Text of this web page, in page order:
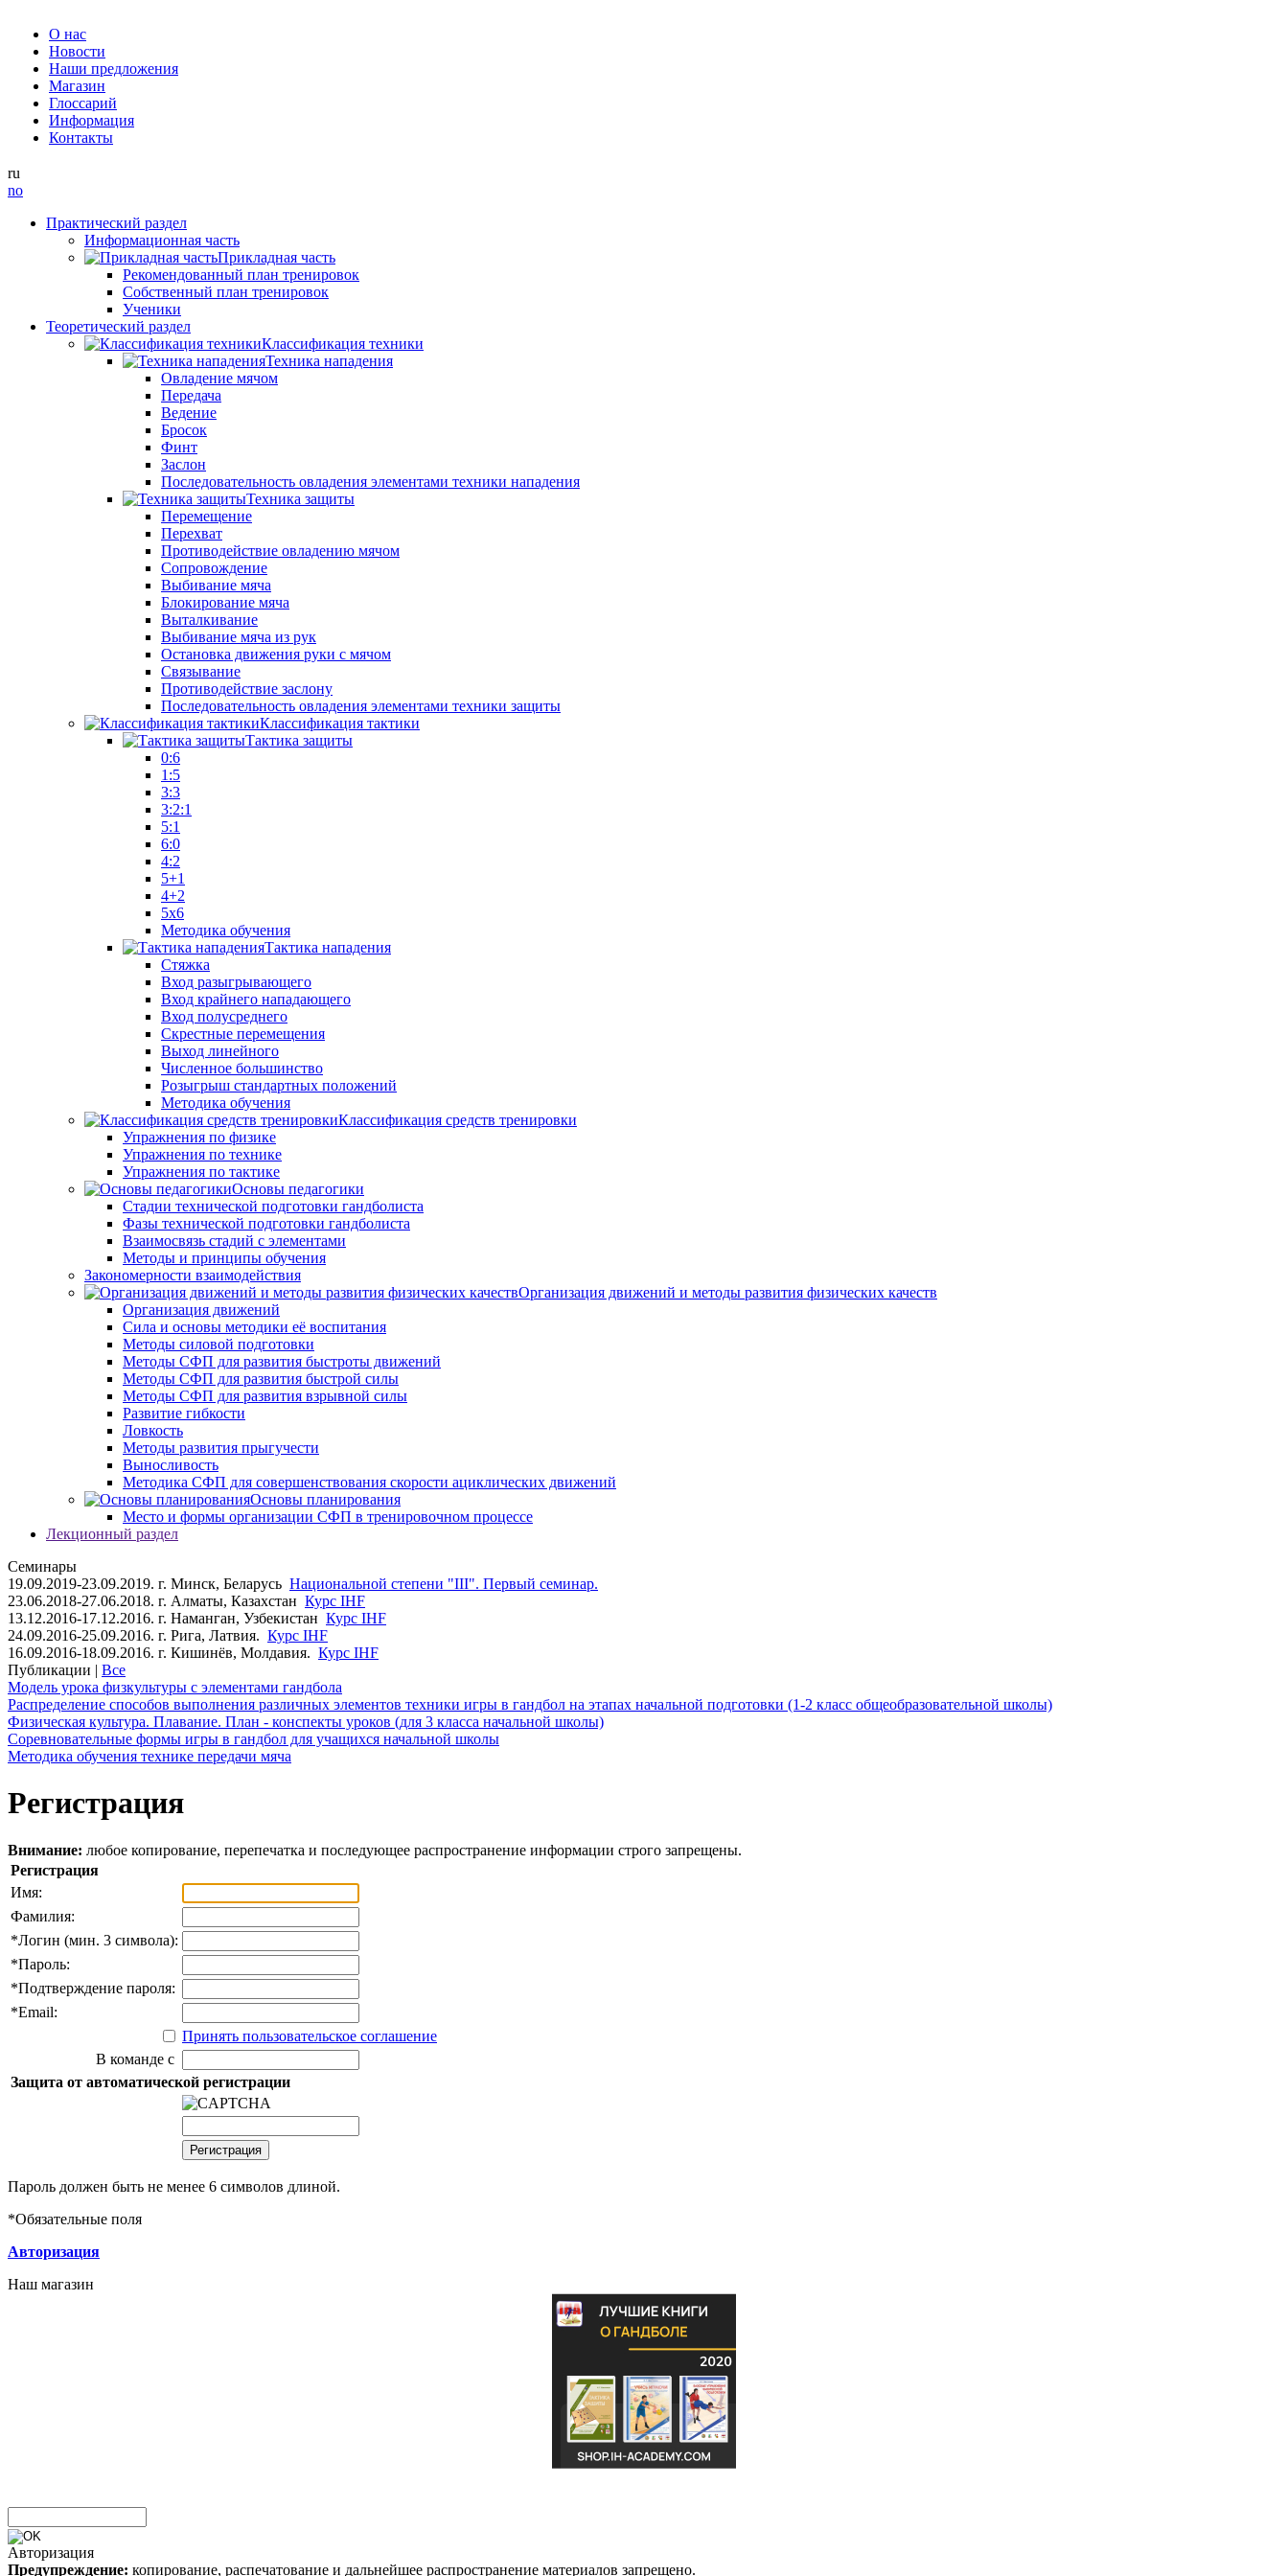
О нас
Новости
Наши предложения
Магазин
Глоссарий
Информация
Контакты
ru
no
Практический раздел
Информационная часть
Прикладная часть
Рекомендованный план тренировок
Собственный план тренировок
Ученики
Теоретический раздел
Классификация техники
Техника нападения
Овладение мячом
Передача
Ведение
Бросок
Финт
Заслон
Последовательность овладения элементами техники нападения
Техника защиты
Перемещение
Перехват
Противодействие овладению мячом
Сопровождение
Выбивание мяча
Блокирование мяча
Выталкивание
Выбивание мяча из рук
Остановка движения руки с мячом
Связывание
Противодействие заслону
Последовательность овладения элементами техники защиты
Классификация тактики
Тактика защиты
0:6
1:5
3:3
3:2:1
5:1
6:0
4:2
5+1
4+2
5x6
Методика обучения
Тактика нападения
Стяжка
Вход разыгрывающего
Вход крайнего нападающего
Вход полусреднего
Скрестные перемещения
Выход линейного
Численное большинство
Розыгрыш стандартных положений
Методика обучения
Классификация средств тренировки
Упражнения по физике
Упражнения по технике
Упражнения по тактике
Основы педагогики
Стадии технической подготовки гандболиста
Фазы технической подготовки гандболиста
Взаимосвязь стадий с элементами
Методы и принципы обучения
Закономерности взаимодействия
Организация движений и методы развития физических качеств
Организация движений
Сила и основы методики её воспитания
Методы силовой подготовки
Методы СФП для развития быстроты движений
Методы СФП для развития быстрой силы
Методы СФП для развития взрывной силы
Развитие гибкости
Ловкость
Методы развития прыгучести
Выносливость
Методика СФП для совершенствования скорости ациклических движений
Основы планирования
Место и формы организации СФП в тренировочном процессе
Лекционный раздел
Семинары
19.09.2019-23.09.2019. г. Минск, Беларусь Национальной степени "III". Первый семинар.
23.06.2018-27.06.2018. г. Алматы, Казахстан Курс IHF
13.12.2016-17.12.2016. г. Наманган, Узбекистан Курс IHF
24.09.2016-25.09.2016. г. Рига, Латвия. Курс IHF
16.09.2016-18.09.2016. г. Кишинёв, Молдавия. Курс IHF
Публикации | Все
Модель урока физкультуры с элементами гандбола
Распределение способов выполнения различных элементов техники игры в гандбол на этапах начальной подготовки (1-2 класс общеобразовательной школы)
Физическая культура. Плавание. План - конспекты уроков (для 3 класса начальной школы)
Соревновательные формы игры в гандбол для учащихся начальной школы
Методика обучения технике передачи мяча
Регистрация
Внимание: любое копирование, перепечатка и последующее распространение информации строго запрещены.
Регистрация
Имя:
Фамилия:
*Логин (мин. 3 символа):
*Пароль:
*Подтверждение пароля:
*Email:
Принять пользовательское соглашение
В команде с
Защита от автоматической регистрации
Пароль должен быть не менее 6 символов длиной.
*Обязательные поля
Авторизация
Наш магазин
Авторизация
Предупреждение: копирование, распечатование и дальнейшее распространение материалов запрещено.